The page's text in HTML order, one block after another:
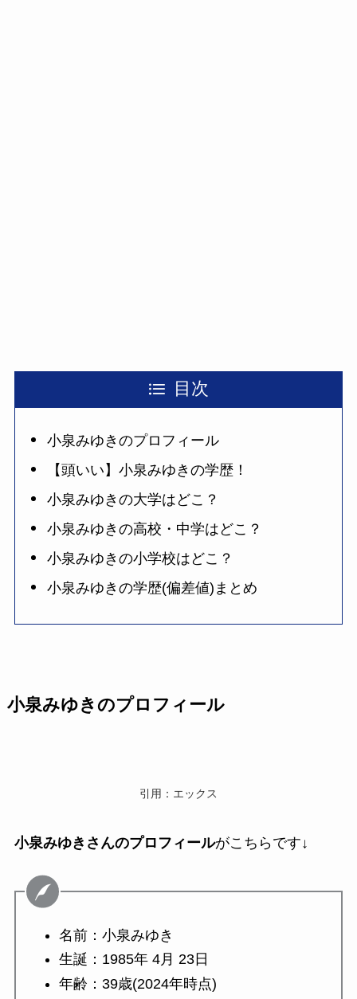
目次
小泉みゆきのプロフィール
【頭いい】小泉みゆきの学歴！
小泉みゆきの大学はどこ？
小泉みゆきの高校・中学はどこ？
小泉みゆきの小学校はどこ？
小泉みゆきの学歴(偏差値)まとめ
小泉みゆきのプロフィール
引用：エックス
小泉みゆきさんのプロフィールがこちらです↓
名前：小泉みゆき
生誕：1985年 4月 23日
年齢：39歳(2024年時点)